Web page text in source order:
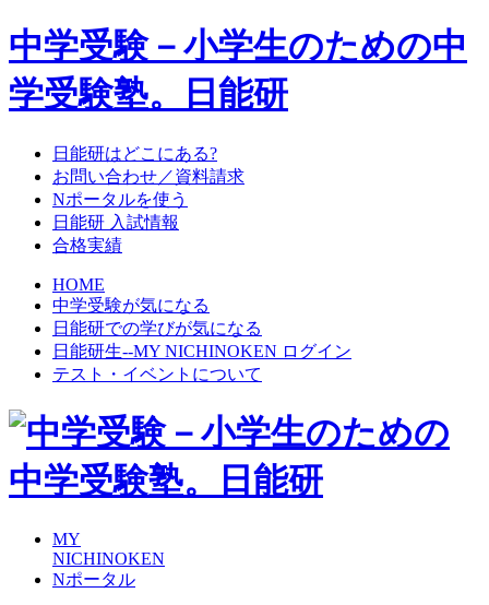
中学受験－小学生のための中
学受験塾。日能研
日能研はどこにある?
お問い合わせ／資料請求
Nポータルを使う
日能研 入試情報
合格実績
HOME
中学受験が気になる
日能研での学びが気になる
日能研生--MY NICHINOKEN ログイン
テスト・イベントについて
MY
NICHINOKEN
Nポータル